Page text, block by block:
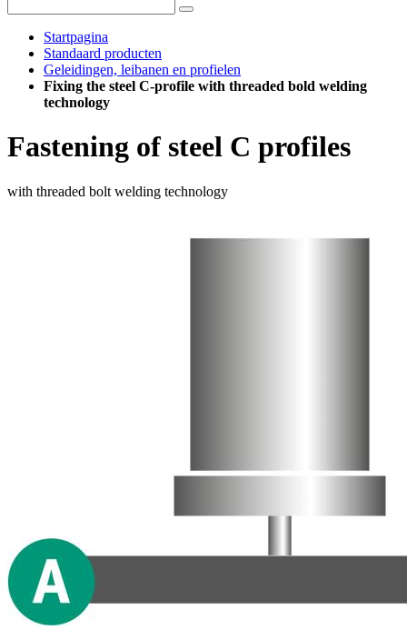
Startpagina
Standaard producten
Geleidingen, leibanen en profielen
Fixing the steel C-profile with threaded bold welding
technology
Fastening of steel C profiles
with threaded bolt welding technology